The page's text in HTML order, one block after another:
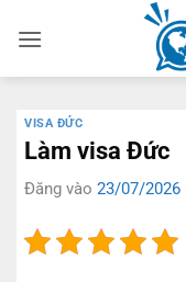
qua
VISA ĐỨC
Làm visa Đức
Đăng vào 23/07/2026